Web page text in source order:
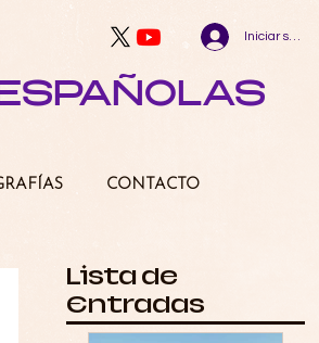
Iniciar sesión
Lista de
Entradas
CONTACTO